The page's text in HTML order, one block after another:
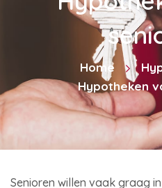
Home
Hypotheken
Senioren willen vaak graag